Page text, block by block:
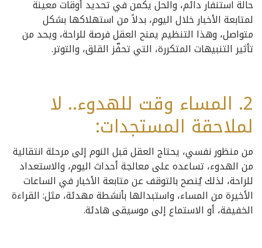
حالة استنفار دائم، والحل يكمن في تحديد أوقات معينة
لمتابعة الأخبار خلال اليوم، بدلاً من استهلاكها بشكل
متواصل، وهذا التنظيم يمنح العقل فرصة للراحة، ويحد من
تأثير التنبيهات المتكررة، التي تحفّز القلق، والتوتر.
2. المساء وقت للهدوء.. لا
لملاحقة المستجدات:
من منظور نفسي، يحتاج العقل قبل النوم إلى مرحلة انتقالية
من الهدوء، تساعده على معالجة أحداث اليوم، والاستعداد
للراحة، لذلك يُنصح بالتوقف عن متابعة الأخبار في الساعات
الأخيرة من المساء، واستبدالها بأنشطة مهدئة، مثل: القراءة
الخفيفة، أو الاستماع إلى موسيقى هادئة.